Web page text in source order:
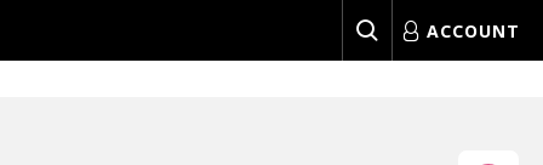
ACCOUNT